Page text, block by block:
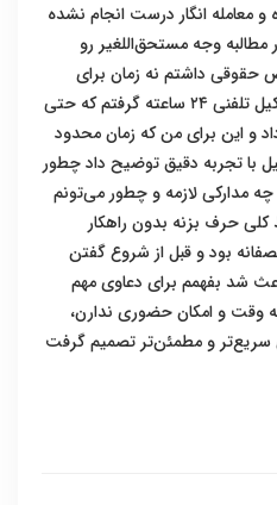
و معامله انگار درست انجام نشده
وجه مستحق‌اللغیر رو
حقوقی داشتم نه زمان برای
مراجعه حضوری. یه مشاوره با وکیل تلفنی ۲۴ ساعته گرفتم که حتی
و این برای من که زمان محدود
با تجربه دقیق توضیح داد چطور
مدارکی لازمه و چطور می‌تونم
حرف بزنه بدون راهکار
بود و قبل از شروع گفتن
شد بفهمم برای دعاوی مهم
وقت و امکان حضوری ندارن،
سریع‌تر و مطمئن‌تر تصمیم گرفت